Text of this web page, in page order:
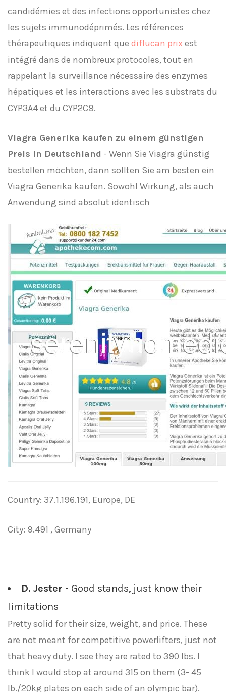
candidémies et des infections opportunistes chez
les sujets immunodéprimés. Les références
thérapeutiques indiquent que diflucan prixest
intégré dans de nombreux protocoles, tout en
rappelant la surveillance nécessaire des enzymes
hépatiques et les interactions avec les substrats du
CYP3A4 et du CYP2C9.
Viagra Generika kaufen zu einem günstigen
Preis in Deutschland - Wenn Sie Viagra günstig
bestellen möchten, dann sollten Sie am besten ein
Viagra Generika kaufen. Sowohl Wirkung, als auch
Anwendung sind absolut identisch
Country: 37.1.196.191, Europe, DE
City: 9.491 , Germany
D. Jester - Good stands, just know their
limitations
Pretty solid for their size, weight, and price. These
are not meant for competitive powerlifters, just not
that heavy duty. I see they are rated to 390 lbs. I
think I would stop at around 315 on them (3- 45
lb./20kg plates on each side of an olympic bar).